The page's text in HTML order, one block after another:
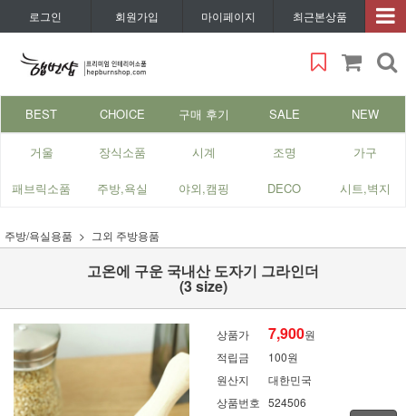
로그인 회원가입 마이페이지 최근본상품
BEST CHOICE 구매 후기 SALE NEW
거울 장식소품 시계 조명 가구
패브릭소품 주방,욕실 야외,캠핑 DECO 시트,벽지
주방/욕실용품 그외 주방용품
고온에 구운 국내산 도자기 그라인더
(3 size)
상품가 7,900원
적립금
100원
원산지
대한민국
상품번호 524506